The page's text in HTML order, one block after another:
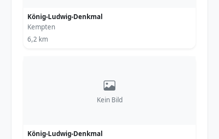
König-Ludwig-Denkmal
Kempten
6,2 km
Kein Bild
König-Ludwig-Denkmal